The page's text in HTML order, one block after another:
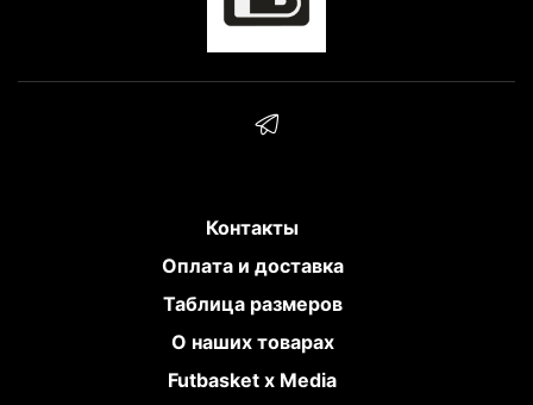
Контакты
Оплата и доставка
Таблица размеров
О наших товарах
Futbasket x Media